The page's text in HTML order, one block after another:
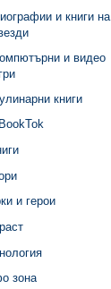
и книги на
и видео
книги
и герои
зона